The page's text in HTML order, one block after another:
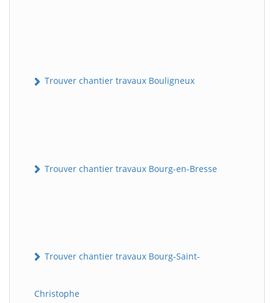
Trouver chantier travaux Bouligneux
Trouver chantier travaux Bourg-en-Bresse
Trouver chantier travaux Bourg-Saint-
Christophe